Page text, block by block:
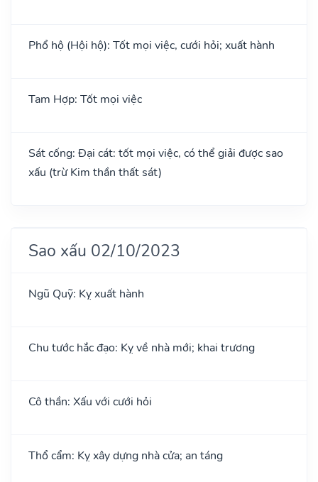
Phổ hộ (Hội hộ): Tốt mọi việc, cưới hỏi; xuất hành
Tam Hợp: Tốt mọi việc
Sát cống: Đại cát: tốt mọi việc, có thể giải được sao
xấu (trừ Kim thần thất sát)
Sao xấu 02/10/2023
Ngũ Quỹ: Kỵ xuất hành
Chu tước hắc đạo: Kỵ về nhà mới; khai trương
Cô thần: Xấu với cưới hỏi
Thổ cẩm: Kỵ xây dựng nhà cửa; an táng